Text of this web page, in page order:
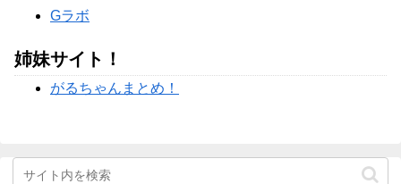
Gラボ
姉妹サイト！
がるちゃんまとめ！